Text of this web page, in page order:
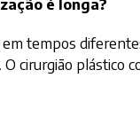
é longa?
tempos
cirurgião plástico